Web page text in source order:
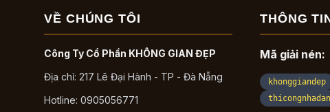
VỀ CHÚNG TÔI
Công Ty Cổ Phần KHÔNG GIAN ĐẸP
Địa chỉ: 217 Lê Đại Hành - TP - Đà Nẵng
Hotline: 0905056771
THÔNG
Mã giải nén:
khonggiandep